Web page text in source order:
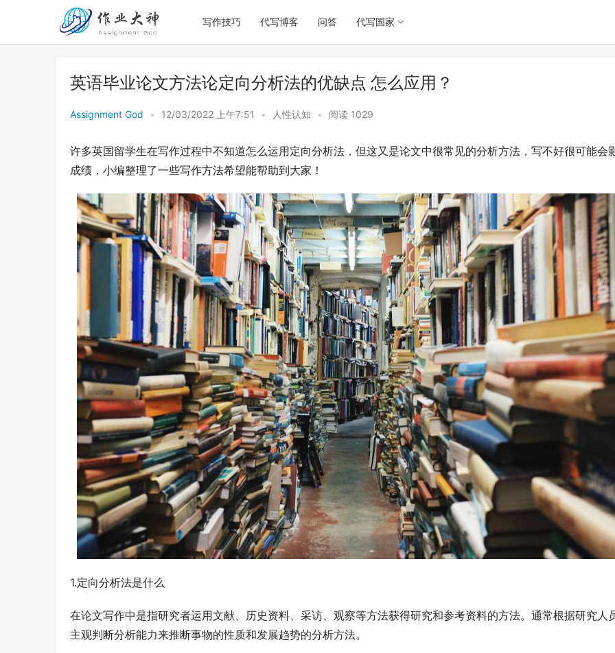
写作技巧 代写博客 问答 代写国家
英语毕业论文方法论定向分析法的优缺点 怎么应用？
Assignment God • 12/03/2022 上午7:51 • 人性认知 • 阅读 1029
许多英国留学生在写作过程中不知道怎么运用定向分析法，但这又是论文中很常见的分析方法，写不好很可能会
成绩，小编整理了一些写作方法希望能帮助到大家！
1.定向分析法是什么
在论文写作中是指研究者运用文献、历史资料、采访、观察等方法获得研究和参考资料的方法。通常根据研究人
主观判断分析能力来推断事物的性质和发展趋势的分析方法。